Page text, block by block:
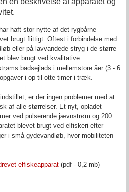
haft stor nytte af det rygbårne
brugt flittigt. Oftest i forbindelse med
eller på lavvandede stryg i de større
blev brugt ved kvalitative
bådsejlads i mellemstore åer (3 - 6
i op til otte timer i træk.
er der ingen problemer med at
af alle størrelser. Et nyt, opladet
ved pulserende jævnstrøm og 200
blevet brugt ved elfiskeri efter
i små gydevandløb, hvor mobiliteten
elfiskeapparat (pdf - 0,2 mb)